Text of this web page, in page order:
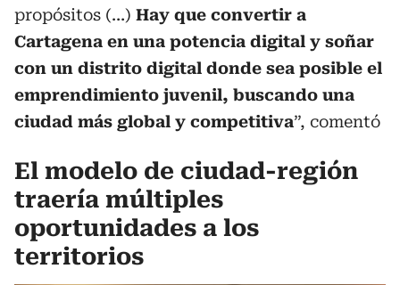
propósitos (…) Hay que convertir a
Cartagena en una potencia digital y soñar
con un distrito digital donde sea posible el
emprendimiento juvenil, buscando una
ciudad más global y competitiva”, comentó
El modelo de ciudad-región
traería múltiples
oportunidades a los
territorios